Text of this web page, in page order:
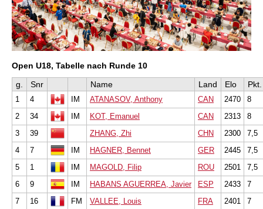
Open U18, Tabelle nach Runde 10
g.
Snr Name Land Elo Pkt.
1 4 IM ATANASOV, Anthony CAN 2470
8
2
34 IM KOT, Emanuel CAN 2313
8
3
39 ZHANG, Zhi CHN 2300
7,5
4
7 IM HAGNER, Bennet GER 2445
7,5
5
1 IM MAGOLD, Filip ROU 2501
7,5
6
9 IM HABANS AGUERREA, Javier ESP 2433
7
7
16 FM VALLEE, Louis FRA 2401
7